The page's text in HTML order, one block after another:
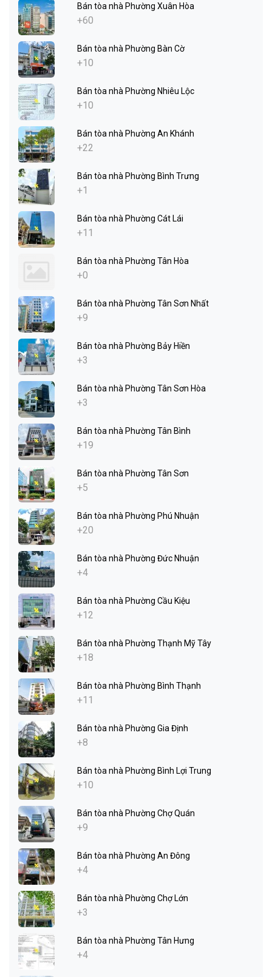
Bán tòa nhà Phường Xuân Hòa
+60
Bán tòa nhà Phường Bàn Cờ
+10
Bán tòa nhà Phường Nhiêu Lộc
+10
Bán tòa nhà Phường An Khánh
+22
Bán tòa nhà Phường Bình Trưng
+1
Bán tòa nhà Phường Cát Lái
+11
Bán tòa nhà Phường Tân Hòa
+0
Bán tòa nhà Phường Tân Sơn Nhất
+9
Bán tòa nhà Phường Bảy Hiền
+3
Bán tòa nhà Phường Tân Sơn Hòa
+3
Bán tòa nhà Phường Tân Bình
+19
Bán tòa nhà Phường Tân Sơn
+5
Bán tòa nhà Phường Phú Nhuận
+20
Bán tòa nhà Phường Đức Nhuận
+4
Bán tòa nhà Phường Cầu Kiệu
+12
Bán tòa nhà Phường Thạnh Mỹ Tây
+18
Bán tòa nhà Phường Bình Thạnh
+11
Bán tòa nhà Phường Gia Định
+8
Bán tòa nhà Phường Bình Lợi Trung
+10
Bán tòa nhà Phường Chợ Quán
+9
Bán tòa nhà Phường An Đông
+4
Bán tòa nhà Phường Chợ Lớn
+3
Bán tòa nhà Phường Tân Hưng
+4